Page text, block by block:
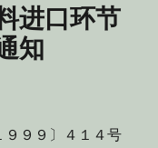
进口环节
知
９９〕４１４号